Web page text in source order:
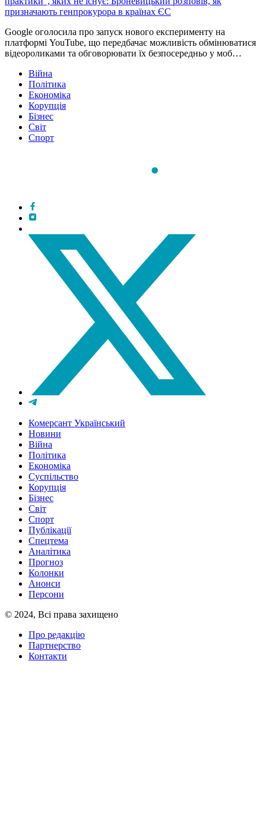
призначають генпрокурора в країнах ЄС
Google оголосила про запуск нового експерименту на
платформі YouTube, що передбачає можливість обмінюватися
відеороликами та обговорювати їх безпосередньо у моб…
Війна
Політика
Економіка
Корупція
Бізнес
Світ
Спорт
Комерсант Український
Новини
Війна
Політика
Економіка
Суспільство
Корупція
Бізнес
Світ
Спорт
Публікації
Спецтема
Аналітика
Прогноз
Колонки
Анонси
Персони
© 2024, Всі права захищено
Про редакцію
Партнерство
Контакти